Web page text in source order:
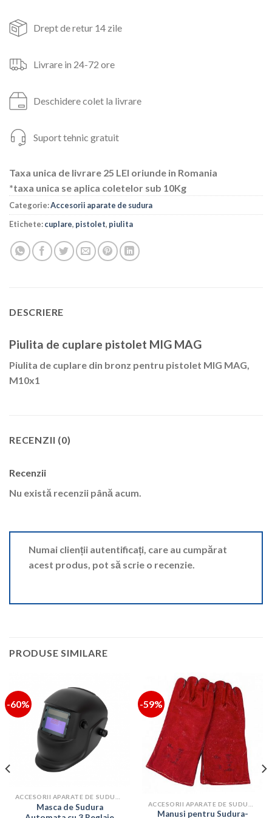
Drept de retur 14 zile
Livrare in 24-72 ore
Deschidere colet la livrare
Suport tehnic gratuit
Taxa unica de livrare 25 LEI oriunde in Romania
*taxa unica se aplica coletelor sub 10Kg
Categorie:Accesorii aparate de sudura
Etichete:cuplare, pistolet, piulita
DESCRIERE
Piulita de cuplare pistolet MIG MAG
Piulita de cuplare din bronz pentru pistolet MIG MAG,
M10x1
RECENZII (0)
Recenzii
Nu există recenzii până acum.
Numai clienții autentificați, care au cumpărat
acest produs, pot să scrie o recenzie.
PRODUSE SIMILARE
-60%
Masca de Sudura
-59%
Manusi pentru Sudura-